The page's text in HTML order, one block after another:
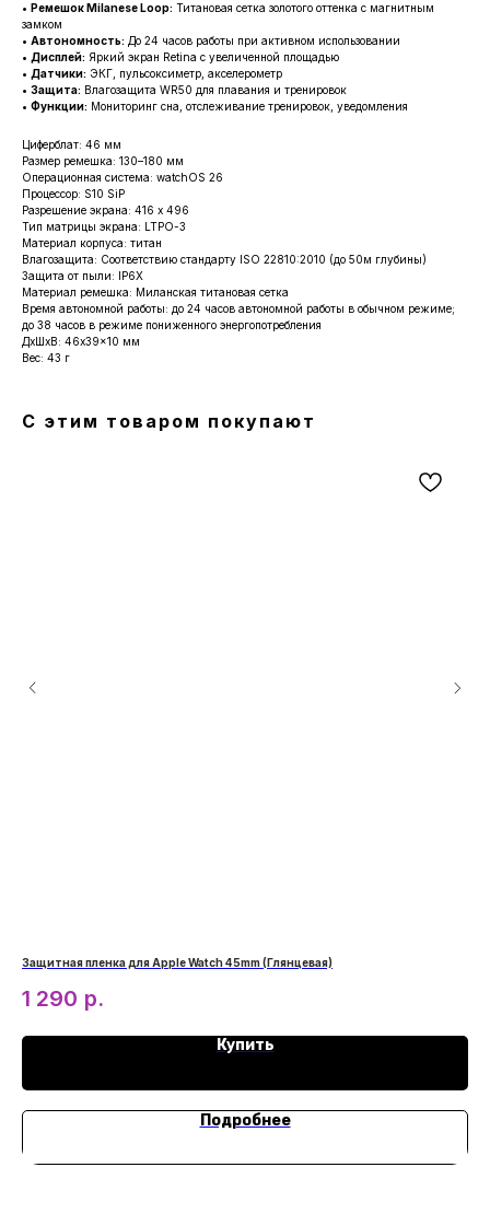
• Ремешок Milanese Loop: Титановая сетка золотого оттенка с магнитным
замком
• Автономность: До 24 часов работы при активном использовании
• Дисплей: Яркий экран Retina с увеличенной площадью
• Датчики: ЭКГ, пульсоксиметр, акселерометр
• Защита: Влагозащита WR50 для плавания и тренировок
• Функции: Мониторинг сна, отслеживание тренировок, уведомления
Циферблат: 46 мм
Размер ремешка: 130–180 мм
Операционная система: watchOS 26
Процессор: S10 SiP
Разрешение экрана: 416 x 496
Тип матрицы экрана: LTPO-3
Материал корпуса: титан
Влагозащита: Соответствию стандарту ISO 22810:2010 (до 50м глубины)
Защита от пыли: IP6X
Материал ремешка: Миланская титановая сетка
Время автономной работы: до 24 часов автономной работы в обычном режиме;
до 38 часов в режиме пониженного энергопотребления
ДxШxВ: 46x39x10 мм
Вес: 43 г
С этим товаром покупают
Защитная пленка для Apple Watch 45mm (Глянцевая)
1 290 р.
Купить
Подробнее